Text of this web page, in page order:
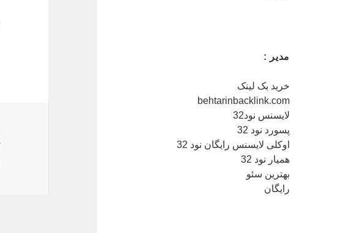
مدیر :
خرید بک لینک
behtarinbacklink.com
لایسنس نود32
پسورد نود 32
اوکلی لایسنس رایگان نود 32
همیار نود 32
بهترین سئو
رایگان